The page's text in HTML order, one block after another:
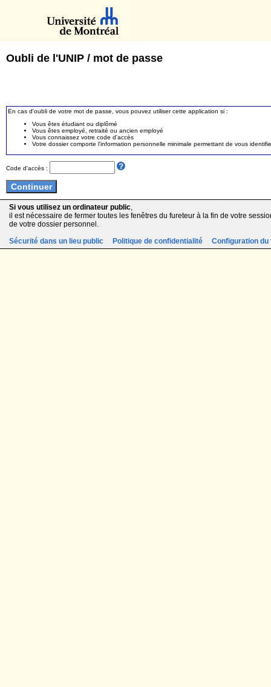
Oubli de l'UNIP / mot de passe
En cas d'oubli de votre mot de passe, vous pouvez utiliser cette application si :
Vous êtes étudiant ou diplômé
Vous êtes employé, retraité ou ancien employé
Vous connaissez votre code d'accès
Votre dossier comporte l'information personnelle minimale permettant de vous
Code d'accès :
Si vous utilisez un ordinateur public,
il est nécessaire de fermer toutes les fenêtres du fureteur à la fin de votre
de votre dossier personnel.
Sécurité dans un lieu public
Politique de confidentialité Configuration du